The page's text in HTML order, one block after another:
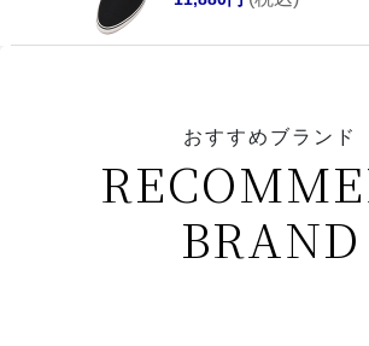
おすすめブランド
BRAND